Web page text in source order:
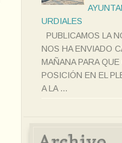
URDIALES
PUBLICAMOS LA
NOS HA ENVIADO
MAÑANA PARA
POSICIÓN EN EL
A LA ...